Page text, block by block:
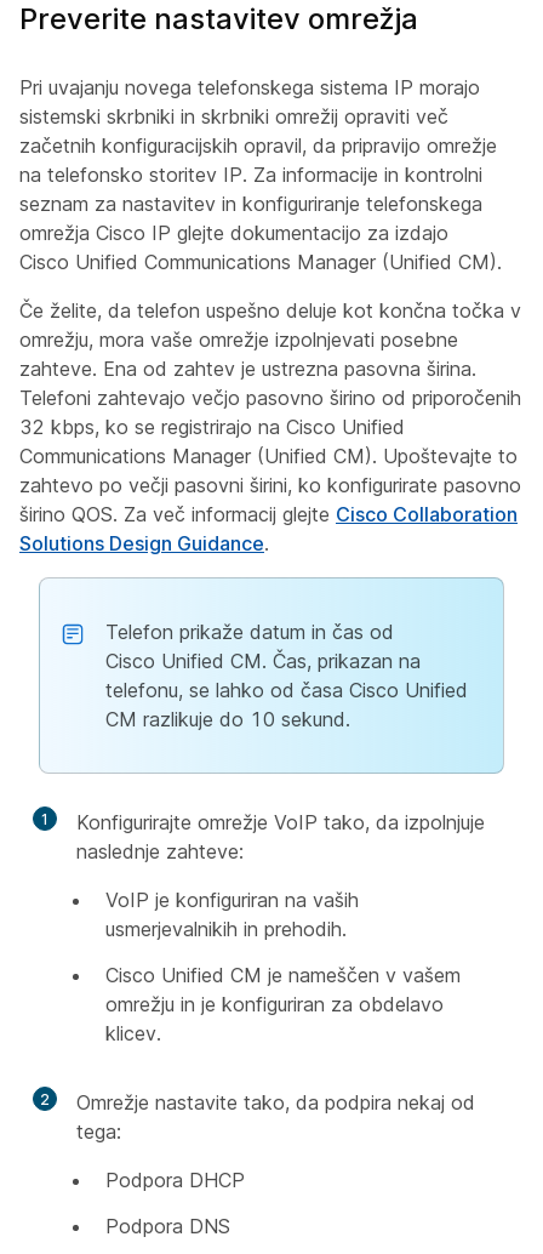
Preverite nastavitev omrežja
Pri uvajanju novega telefonskega sistema IP morajo
sistemski skrbniki in skrbniki omrežij opraviti več
začetnih konfiguracijskih opravil, da pripravijo omrežje
na telefonsko storitev IP. Za informacije in kontrolni
seznam za nastavitev in konfiguriranje telefonskega
omrežja Cisco IP glejte dokumentacijo za izdajo
Cisco Unified Communications Manager (Unified CM).
Če želite, da telefon uspešno deluje kot končna točka v
omrežju, mora vaše omrežje izpolnjevati posebne
zahteve. Ena od zahtev je ustrezna pasovna širina.
Telefoni zahtevajo večjo pasovno širino od priporočenih
32 kbps, ko se registrirajo na Cisco Unified
Communications Manager (Unified CM). Upoštevajte to
zahtevo po večji pasovni širini, ko konfigurirate pasovno
širino QOS. Za več informacij glejte Cisco Collaboration
Solutions Design Guidance.
Telefon prikaže datum in čas od
Cisco Unified CM. Čas, prikazan na
telefonu, se lahko od časa Cisco Unified
CM razlikuje do 10 sekund.
1
Konfigurirajte omrežje VoIP tako, da izpolnjuje
naslednje zahteve:
VoIP je konfiguriran na vaših
usmerjevalnikih in prehodih.
Cisco Unified CM je nameščen v vašem
omrežju in je konfiguriran za obdelavo
klicev.
2
Omrežje nastavite tako, da podpira nekaj od
tega:
Podpora DHCP
Podpora DNS